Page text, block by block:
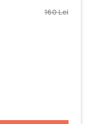
160 Lei